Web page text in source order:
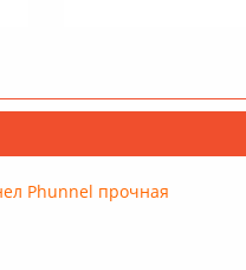
Phunnel прочная